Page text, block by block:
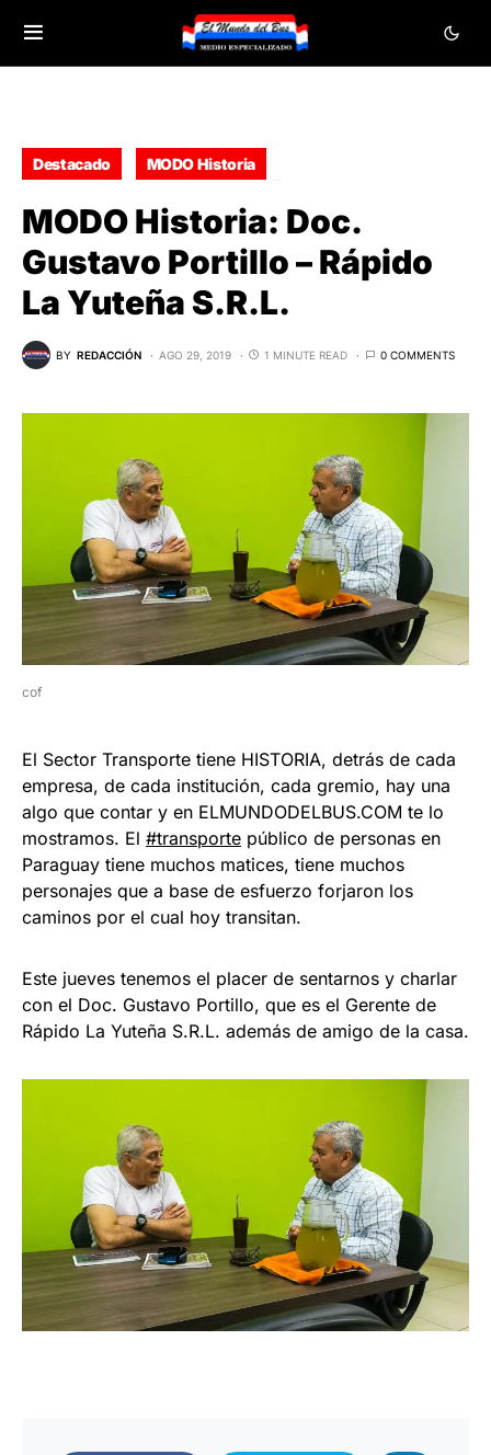
Destacado MODO Historia
MODO Historia: Doc.
Gustavo Portillo – Rápido
La Yuteña S.R.L.
BY REDACCIÓN AGO 29, 2019 1 MINUTE READ 0 COMMENTS
cof
El Sector Transporte tiene HISTORIA, detrás de cada
empresa, de cada institución, cada gremio, hay una
algo que contar y en ELMUNDODELBUS.COM te lo
mostramos. El #transporte público de personas en
Paraguay tiene muchos matices, tiene muchos
personajes que a base de esfuerzo forjaron los
caminos por el cual hoy transitan.
Este jueves tenemos el placer de sentarnos y charlar
con el Doc. Gustavo Portillo, que es el Gerente de
Rápido La Yuteña S.R.L. además de amigo de la casa.